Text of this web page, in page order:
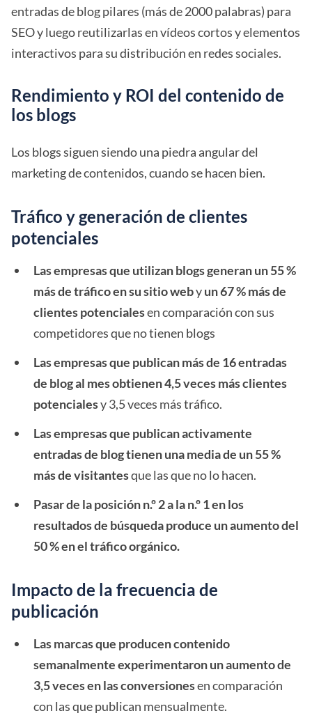
entradas de blog pilares (más de 2000 palabras) para
SEO y luego reutilizarlas en vídeos cortos y elementos
interactivos para su distribución en redes sociales.
Rendimiento y ROI del contenido de
los blogs
Los blogs siguen siendo una piedra angular del
marketing de contenidos, cuando se hacen bien.
Tráfico y generación de clientes
potenciales
Las empresas que utilizan blogs generan un 55 %
más de tráfico en su sitio webyun 67 % más de
clientes potencialesen comparación con sus
competidores que no tienen blogs
Las empresas que publican más de 16 entradas
de blog al mes obtienen 4,5 veces más clientes
potencialesy 3,5 veces más tráfico.
Las empresas que publican activamente
entradas de blog tienen una media de un 55 %
más de visitantesque las que no lo hacen.
Pasar de la posición n.º 2 a la n.º 1 en los
resultados de búsqueda produce un aumento del
50 % en el tráfico orgánico.
Impacto de la frecuencia de
publicación
Las marcas que producen contenido
semanalmente experimentaron un aumento de
3,5 veces en las conversionesen comparación
con las que publican mensualmente.